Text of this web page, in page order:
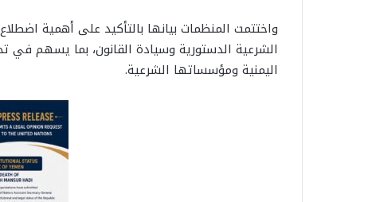
واختتمت المنظمات بيانها بالتأكيد على أهمية
الشرعية الدستورية وسيادة القانون، بما يسهم في
اليمنية ومؤسساتها الشرعية.